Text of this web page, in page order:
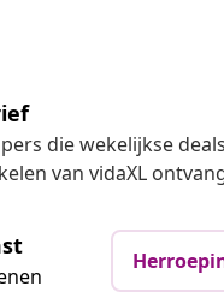
die wekelijkse
van vidaXL